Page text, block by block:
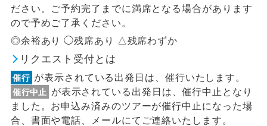
ださい。ご予約完了までに満席となる場合があります
ので予めご了承ください。
◎余裕あり ◯残席あり △残席わずか
リクエスト受付とは
催行 が表示されている出発日は、催行いたします。
催行中止
が表示されている出発日は、催行中止となり
ました。お申込み済みのツアーが催行中止になった場
合、書面や電話、メールにてご連絡いたします。